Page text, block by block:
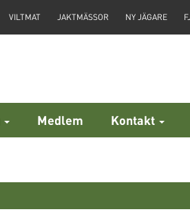
VILTMAT JAKTMÄSSOR NY JÄGARE
Medlem Kontakt